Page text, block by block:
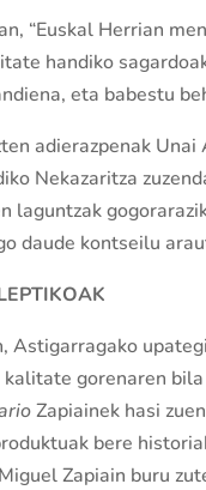
“Euskal Herrian
handiko
eta babestu
adierazpenak
Nekazaritza
laguntzak
daude kontseilu
Astigarragako
gorenaren
Zapiainek hasi
bere
Zapiain buru